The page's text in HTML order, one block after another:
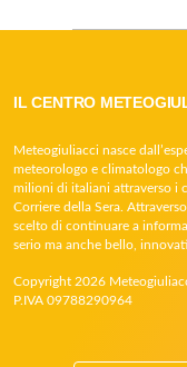
IL CENTRO
Meteogiuliacci nasce
meteorologo e climatologo
milioni di italiani attraverso i
Corriere della Sera.
scelto di continuare a
serio ma anche bello,
Copyright 2026
P.IVA 09788290964